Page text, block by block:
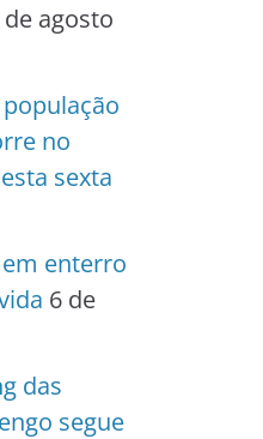
de agosto
no
sexta
enterro
6 de
das
segue